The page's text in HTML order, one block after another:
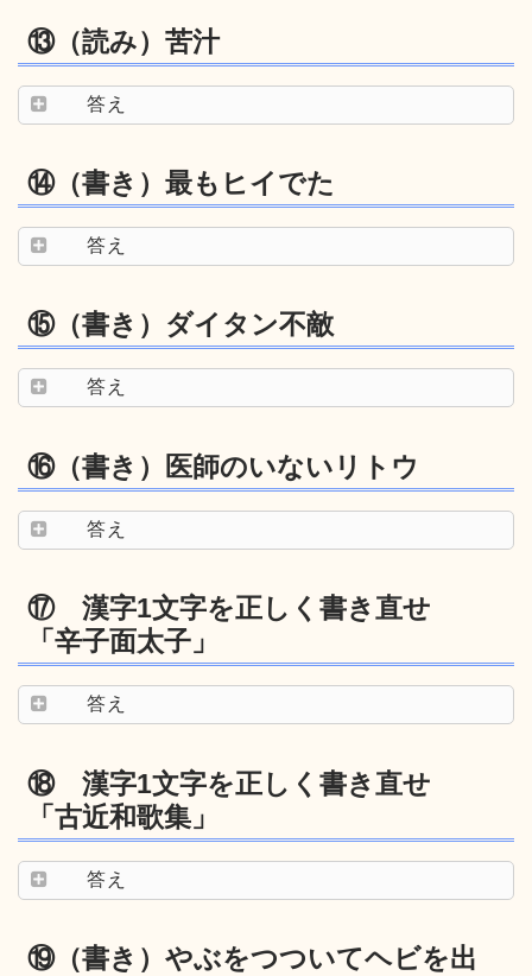
⑬（読み）苦汁
答え
⑭（書き）最もヒイでた
答え
⑮（書き）ダイタン不敵
答え
⑯（書き）医師のいないリトウ
答え
⑰ 漢字1文字を正しく書き直せ
「辛子面太子」
答え
⑱ 漢字1文字を正しく書き直せ
「古近和歌集」
答え
⑲（書き）やぶをつついてヘビを出